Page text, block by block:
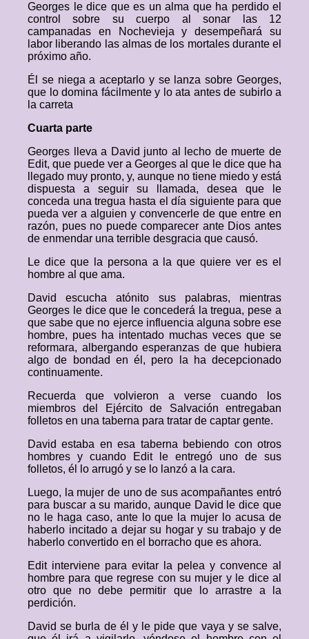
Georges le dice que es un alma que ha perdido el
control sobre su cuerpo al sonar las 12
campanadas en Nochevieja y desempeñará su
labor liberando las almas de los mortales durante el
próximo año.
Él se niega a aceptarlo y se lanza sobre Georges,
que lo domina fácilmente y lo ata antes de subirlo a
la carreta
Cuarta parte
Georges lleva a David junto al lecho de muerte de
Edit, que puede ver a Georges al que le dice que ha
llegado muy pronto, y, aunque no tiene miedo y está
dispuesta a seguir su llamada, desea que le
conceda una tregua hasta el día siguiente para que
pueda ver a alguien y convencerle de que entre en
razón, pues no puede comparecer ante Dios antes
de enmendar una terrible desgracia que causó.
Le dice que la persona a la que quiere ver es el
hombre al que ama.
David escucha atónito sus palabras, mientras
Georges le dice que le concederá la tregua, pese a
que sabe que no ejerce influencia alguna sobre ese
hombre, pues ha intentado muchas veces que se
reformara, albergando esperanzas de que hubiera
algo de bondad en él, pero la ha decepcionado
continuamente.
Recuerda que volvieron a verse cuando los
miembros del Ejército de Salvación entregaban
folletos en una taberna para tratar de captar gente.
David estaba en esa taberna bebiendo con otros
hombres y cuando Edit le entregó uno de sus
folletos, él lo arrugó y se lo lanzó a la cara.
Luego, la mujer de uno de sus acompañantes entró
para buscar a su marido, aunque David le dice que
no le haga caso, ante lo que la mujer lo acusa de
haberlo incitado a dejar su hogar y su trabajo y de
haberlo convertido en el borracho que es ahora.
Edit interviene para evitar la pelea y convence al
hombre para que regrese con su mujer y le dice al
otro que no debe permitir que lo arrastre a la
perdición.
David se burla de él y le pide que vaya y se salve,